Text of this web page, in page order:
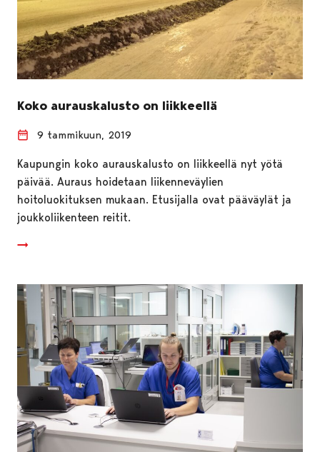
Koko aurauskalusto on liikkeellä
9 tammikuun, 2019
Kaupungin koko aurauskalusto on liikkeellä nyt yötä
päivää. Auraus hoidetaan liikenneväylien
hoitoluokituksen mukaan. Etusijalla ovat pääväylät ja
joukkoliikenteen reitit.